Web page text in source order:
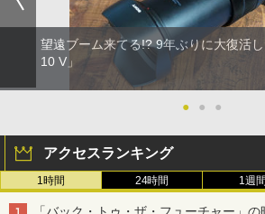
望遠ブーム来てる!? 9年ぶりに大復活
10 V」
● ● ●
アクセスランキング
1時間 24時間 1週間